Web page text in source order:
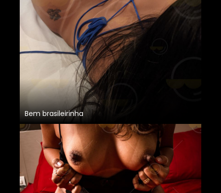
Bem brasileirinha